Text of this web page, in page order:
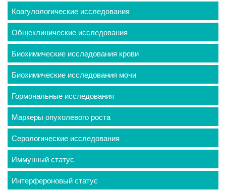
Коагулологические исследования
Общеклинические исследования
Биохимические исследования крови
Биохимические исследования мочи
Гормональные исследования
Маркеры опухолевого роста
Серологические исследования
Иммунный статус
Интерфероновый статус